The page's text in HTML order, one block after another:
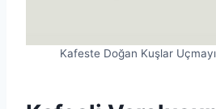
Kafeste Doğan Kuşlar